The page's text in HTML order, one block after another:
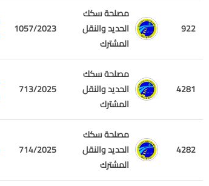
922
مصلحة سكك
الحديد والنقل
المشترك
1057/2023
4281
مصلحة سكك
الحديد والنقل
المشترك
713/2025
4282
مصلحة سكك
الحديد والنقل
المشترك
714/2025